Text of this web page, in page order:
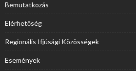
Bemutatkozás
Elérhetőség
Regionális Ifjúsági Közösségek
Események